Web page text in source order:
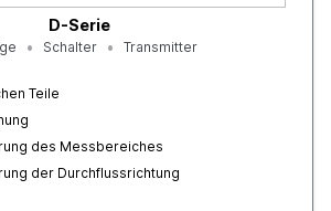
D-Serie
Schalter
Transmitter
Teile
des Messbereiches
der Durchflussrichtung